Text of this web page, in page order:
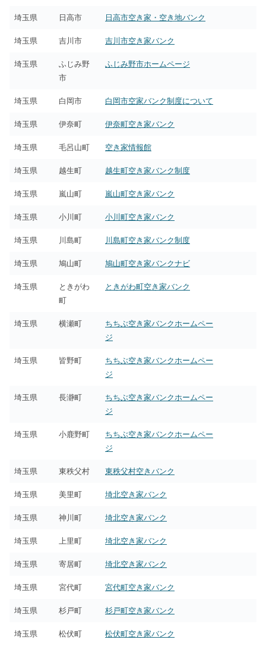
埼玉県 日高市 日高市空き家・空き地バンク
埼玉県 吉川市 吉川市空き家バンク
埼玉県
ふじみ野
市
ふじみ野市ホームページ
埼玉県 白岡市 白岡市空家バンク制度について
埼玉県 伊奈町 伊奈町空き家バンク
埼玉県 毛呂山町 空き家情報館
埼玉県 越生町 越生町空き家バンク制度
埼玉県 嵐山町 嵐山町空き家バンク
埼玉県 小川町 小川町空き家バンク
埼玉県 川島町 川島町空き家バンク制度
埼玉県 鳩山町 鳩山町空き家バンクナビ
埼玉県
ときがわ
町
ときがわ町空き家バンク
埼玉県 横瀬町
ちちぶ空き家バンクホームペー
ジ
埼玉県 皆野町
ちちぶ空き家バンクホームペー
ジ
埼玉県 長瀞町
ちちぶ空き家バンクホームペー
ジ
埼玉県 小鹿野町
ちちぶ空き家バンクホームペー
ジ
埼玉県 東秩父村 東秩父村空きバンク
埼玉県 美里町 埼北空き家バンク
埼玉県 神川町 埼北空き家バンク
埼玉県 上里町 埼北空き家バンク
埼玉県 寄居町 埼北空き家バンク
埼玉県 宮代町 宮代町空き家バンク
埼玉県 杉戸町 杉戸町空き家バンク
埼玉県 松伏町 松伏町空き家バンク